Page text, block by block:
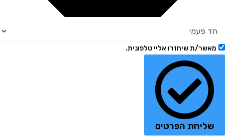
מאשר/ת שיחזרו אליי טלפונית.
שליחת הפרטים